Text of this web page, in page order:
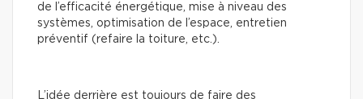
de l’efficacité énergétique, mise à niveau des
systèmes, optimisation de l’espace, entretien
préventif (refaire la toiture, etc.).
L’idée derrière est toujours de faire des